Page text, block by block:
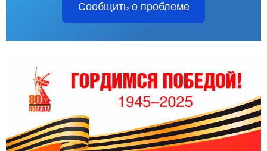
Сообщить о проблеме